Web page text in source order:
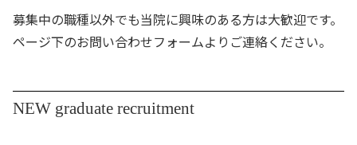
募集中の職種以外でも当院に興味のある方は大歓迎です。
ページ下のお問い合わせフォームよりご連絡ください。
NEW graduate recruitment